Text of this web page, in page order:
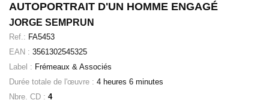
AUTOPORTRAIT D'UN HOMME ENGAGÉ
JORGE SEMPRUN
Ref.: FA5453
EAN : 3561302545325
Label : Frémeaux & Associés
Durée totale de l'œuvre : 4 heures 6 minutes
Nbre. CD : 4